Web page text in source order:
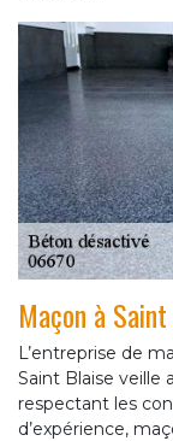
Maçon à
L’entreprise de
Saint Blaise veille
respectant les
d’expérience,